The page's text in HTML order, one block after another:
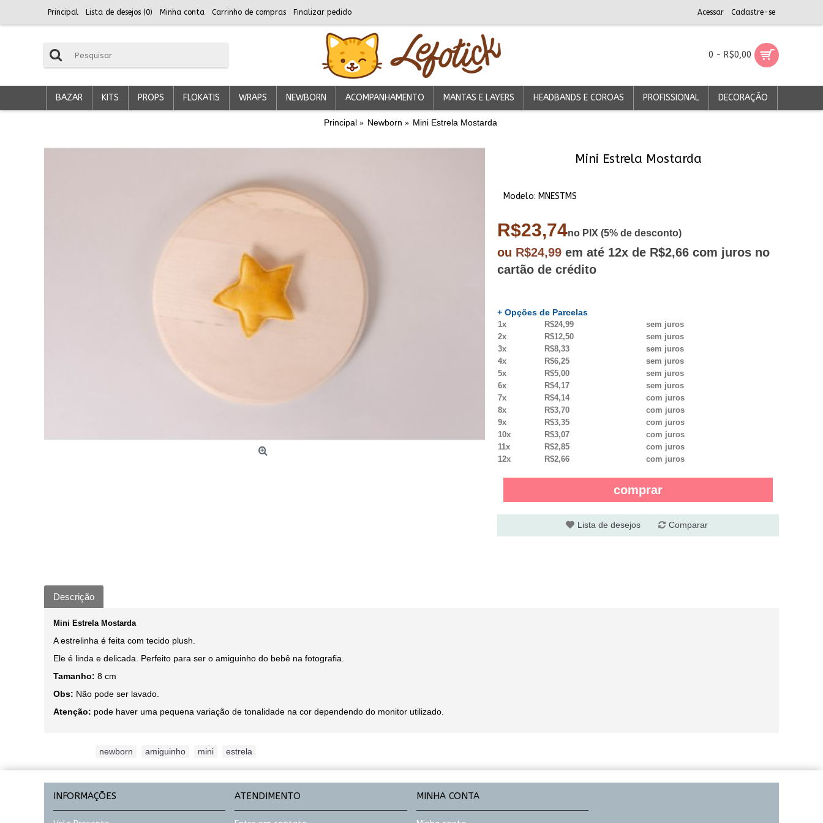
Principal Lista de desejos (0) Minha conta Carrinho de compras Finalizar pedido Acessar Cadastre-se
0 - R$0,00
BAZAR KITS PROPS FLOKATIS WRAPS NEWBORN ACOMPANHAMENTO MANTAS E LAYERS HEADBANDS E COROAS PROFISSIONAL DECORAÇÃO
Principal Newborn Mini Estrela Mostarda
Mini Estrela Mostarda
Modelo: MNESTMS
R$23,74no PIX (5% de desconto)
ou R$24,99 em até 12x de R$2,66 com juros no
cartão de crédito
+ Opções de Parcelas
1x R$24,99
sem juros
2x
R$12,50
sem juros
3x
R$8,33
sem juros
4x
R$6,25
sem juros
5x
R$5,00
sem juros
6x
R$4,17
sem juros
7x
R$4,14
com juros
8x
R$3,70
com juros
9x
R$3,35
com juros
10x
R$3,07
com juros
11x
R$2,85
com juros
12x
R$2,66 com juros
comprar
Lista de desejos Comparar
Descrição
Mini Estrela Mostarda
A estrelinha é feita com tecido plush.
Ele é linda e delicada. Perfeito para ser o amiguinho do bebê na fotografia.
Tamanho: 8 cm
Obs: Não pode ser lavado.
Atenção: pode haver uma pequena variação de tonalidade na cor dependendo do monitor utilizado.
newborn amiguinho mini estrela
INFORMAÇÕES ATENDIMENTO MINHA CONTA